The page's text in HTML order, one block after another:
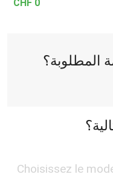
0 CHF
المطلوبة؟
Choisissez le